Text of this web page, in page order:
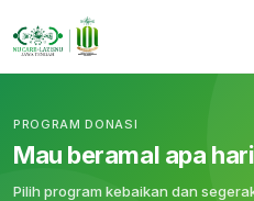
PROGRAM DONASI
Mau beramal apa
Pilih program kebaikan dan